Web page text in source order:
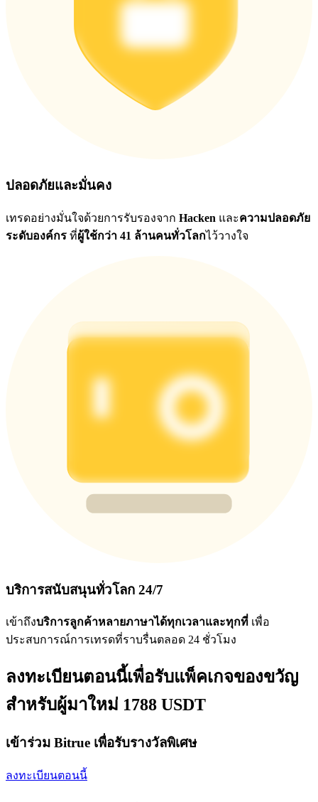
ปลอดภัยและมั่นคง
เทรดอย่างมั่นใจด้วยการรับรองจาก Hacken และความปลอดภัย
ระดับองค์กร ที่ผู้ใช้กว่า 41 ล้านคนทั่วโลกไว้วางใจ
บริการสนับสนุนทั่วโลก 24/7
เข้าถึงบริการลูกค้าหลายภาษาได้ทุกเวลาและทุกที่ เพื่อ
ประสบการณ์การเทรดที่ราบรื่นตลอด 24 ชั่วโมง
ลงทะเบียนตอนนี้เพื่อรับแพ็คเกจของขวัญ
สำหรับผู้มาใหม่ 1788 USDT
เข้าร่วม Bitrue เพื่อรับรางวัลพิเศษ
ลงทะเบียนตอนนี้